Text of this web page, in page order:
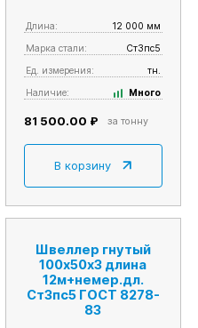
Длина:
12 000 мм
Марка стали:
Ст3пс5
Ед. измерения:
тн.
Наличие:
Много
81 500.00 ₽ за тонну
В корзину
Швеллер гнутый
100х50х3 длина
12м+немер.дл.
Ст3пс5 ГОСТ 8278-
83